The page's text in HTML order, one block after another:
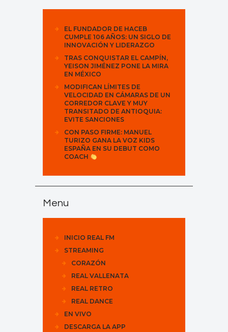
EL FUNDADOR DE HACEB
CUMPLE 106 AÑOS: UN SIGLO DE
INNOVACIÓN Y LIDERAZGO
TRAS CONQUISTAR EL CAMPÍN,
YEISON JIMÉNEZ PONE LA MIRA
EN MÉXICO
MODIFICAN LÍMITES DE
VELOCIDAD EN CÁMARAS DE UN
CORREDOR CLAVE Y MUY
TRANSITADO DE ANTIOQUIA:
EVITE SANCIONES
CON PASO FIRME: MANUEL
TURIZO GANA LA VOZ KIDS
ESPAÑA EN SU DEBUT COMO
COACH
Menu
INICIO REAL FM
STREAMING
CORAZÓN
REAL VALLENATA
REAL RETRO
REAL DANCE
EN VIVO
DESCARGA LA APP